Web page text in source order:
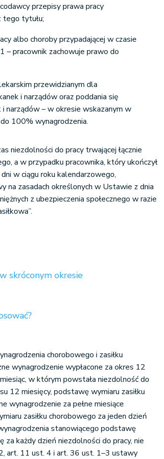
przepisy prawa pracy
tego tytułu;
albo choroby przypadającej w czasie
– pracownik zachowuje prawo do
przewidzianym dla
i narządów oraz poddania się
narządów – w okresie wskazanym w
100% wynagrodzenia.
niezdolności do pracy trwającej łącznie
a w przypadku pracownika, który ukończył
w ciągu roku kalendarzowego,
na zasadach określonych w Ustawie z dnia
z ubezpieczenia społecznego w razie
skróconym okresie
chorobowego i zasiłku
wynagrodzenie wypłacone za okres 12
w którym powstała niezdolność do
12 miesięcy, podstawę wymiaru zasiłku
wynagrodzenie za pełne miesiące
zasiłku chorobowego za jeden dzień
stanowiącego podstawę
za każdy dzień niezdolności do pracy, nie
art. 11 ust. 4 i art. 36 ust. 1–3 ustawy